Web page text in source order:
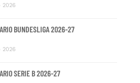
2026
BUNDESLIGA 2026-27
2026
SERIE B 2026-27